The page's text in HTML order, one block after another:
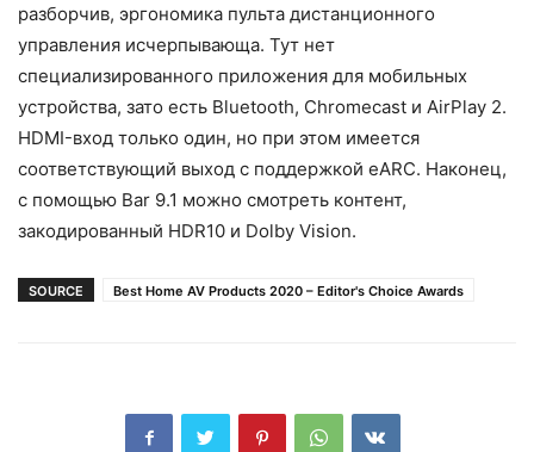
разборчив, эргономика пульта дистанционного
управления исчерпывающа. Тут нет
специализированного приложения для мобильных
устройства, зато есть Bluetooth, Chromecast и AirPlay 2.
HDMI-вход только один, но при этом имеется
соответствующий выход с поддержкой eARC. Наконец,
с помощью Bar 9.1 можно смотреть контент,
закодированный HDR10 и Dolby Vision.
SOURCE Best Home AV Products 2020 – Editor's Choice Awards